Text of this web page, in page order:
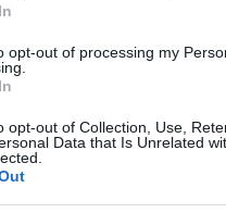
opt-out of processing my
opt-out of Collection, Use,
Data that Is Unrelated
SKAUG MATHISEN